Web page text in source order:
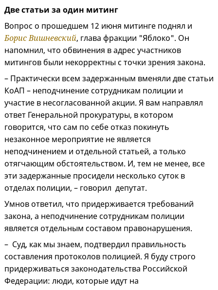
Две статьи за один митинг
Вопрос о прошедшем 12 июня митинге поднял и
Борис Вишневский, глава фракции "Яблоко". Он
напомнил, что обвинения в адрес участников
митингов были некорректны с точки зрения закона.
– Практически всем задержанным вменяли две статьи
КоАП – неподчинение сотрудникам полиции и
участие в несогласованной акции. Я вам направлял
ответ Генеральной прокуратуры, в котором
говорится, что сам по себе отказ покинуть
незаконное мероприятие не является
неподчинением и отдельной статьей, а только
отягчающим обстоятельством. И, тем не менее, все
эти задержанные просидели несколько суток в
отделах полиции, – говорил депутат.
Умнов ответил, что придерживается требований
закона, а неподчинение сотрудникам полиции
является отдельным составом правонарушения.
– Суд, как мы знаем, подтвердил правильность
составления протоколов полицией. Я буду строго
придерживаться законодательства Российской
Федерации: люди, которые идут на